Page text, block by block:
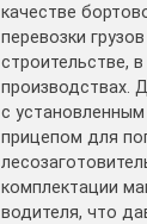
качестве
перевозки
строительстве,
производствах.
с
прицепом для
комплектации
водителя, что